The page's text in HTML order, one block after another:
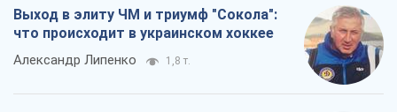
Выход в элиту ЧМ и триумф "Сокола":
что происходит в украинском хоккее
Александр Липенко 1,8 т.